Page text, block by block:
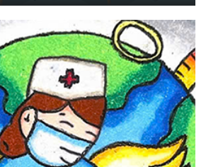
Phát triển Xã